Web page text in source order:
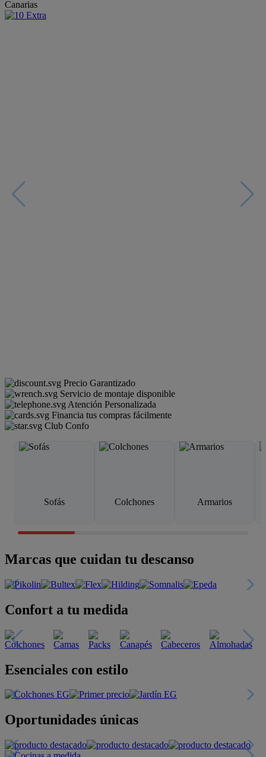
Canarias
Precio Garantizado
Servicio de montaje disponible
Atención Personalizada
Financia tus compras fácilmente
Club Confo
Sofás Colchones Armarios
Marcas que cuidan tu descanso
Confort a tu medida
Esenciales con estilo
Oportunidades únicas